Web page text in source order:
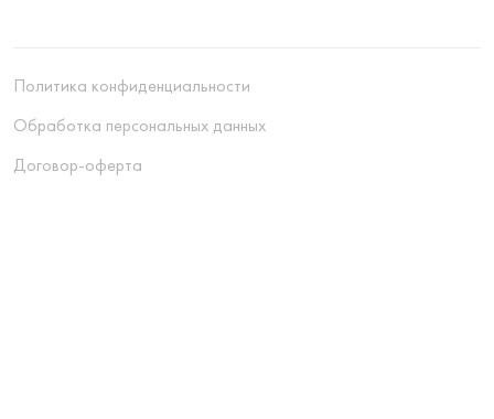
Политика конфиденциальности
Обработка персональных данных
Договор-оферта